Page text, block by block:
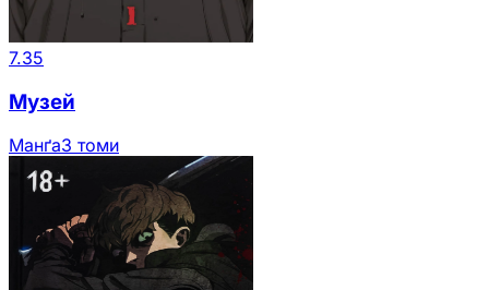
7.35
Музей
Манґа3 томи